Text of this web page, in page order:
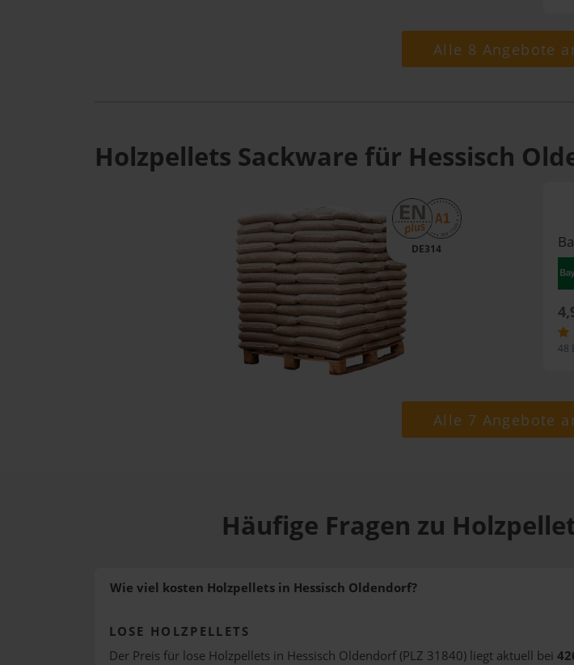
Alle 8 Angebote
Holzpellets Sackware für Hessisch
DE314
48
Alle 7 Angebote
Häufige Fragen zu
Wie viel kosten Holzpellets in Hessisch Oldendorf?
LOSE HOLZPELLETS
Der Preis für lose Holzpellets in Hessisch Oldendorf (PLZ 31840) liegt aktuell bei